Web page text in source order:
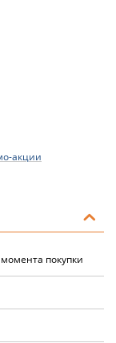
акции
покупки